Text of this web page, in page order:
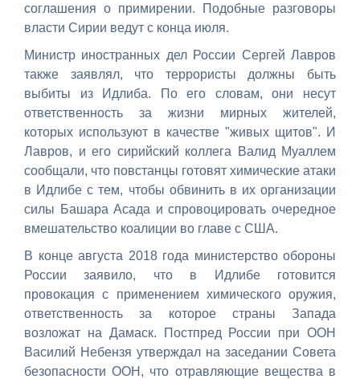
соглашения о примирении. Подобные разговоры
власти Сирии ведут с конца июля.
Министр иностранных дел России Сергей Лавров
также заявлял, что террористы должны быть
выбиты из Идлиба. По его словам, они несут
ответственность за жизни мирных жителей,
которых используют в качестве "живых щитов". И
Лавров, и его сирийский коллега Валид Муаллем
сообщали, что повстанцы готовят химические атаки
в Идлибе с тем, чтобы обвинить в их организации
силы Башара Асада и спровоцировать очередное
вмешательство коалиции во главе с США.
В конце августа 2018 года министерство обороны
России заявило, что в Идлибе готовится
провокация с применением химического оружия,
ответственность за которое страны Запада
возложат на Дамаск. Постпред России при ООН
Василий Небензя утверждал на заседании Совета
безопасности ООН, что отравляющие вещества в